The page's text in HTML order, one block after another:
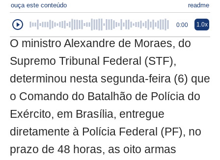
ouça este conteúdo readme
0:00 1.0x
O ministro Alexandre de Moraes, do
Supremo Tribunal Federal (STF),
determinou nesta segunda-feira (6) que
o Comando do Batalhão de Polícia do
Exército, em Brasília, entregue
diretamente à Polícia Federal (PF), no
prazo de 48 horas, as oito armas